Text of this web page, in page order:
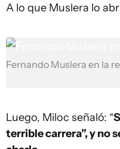
A lo que Muslera lo
Fernando Muslera en la
Luego, Miloc señaló: “
terrible carrera”, y no